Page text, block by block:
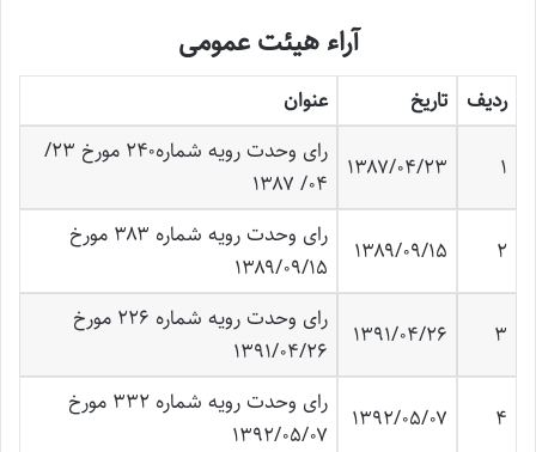
آراء هیئت عمومی
ردیف تاریخ عنوان
۱ ۱۳۸۷/۰۴/۲۳
رای وحدت رویه شماره۲۴۰ مورخ ۲۳/
۰۴/ ۱۳۸۷
۲ ۱۳۸۹/۰۹/۱۵
رای وحدت رویه شماره ۳۸۳ مورخ
۱۳۸۹/۰۹/۱۵
۳ ۱۳۹۱/۰۴/۲۶
رای وحدت رویه شماره ۲۲۶ مورخ
۱۳۹۱/۰۴/۲۶
۴ ۱۳۹۲/۰۵/۰۷
رای وحدت رویه شماره ۳۳۲ مورخ
۱۳۹۲/۰۵/۰۷